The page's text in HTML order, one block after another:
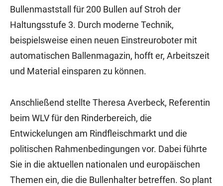
Bullenmaststall für 200 Bullen auf Stroh der
Haltungsstufe 3. Durch moderne Technik,
beispielsweise einen neuen Einstreuroboter mit
automatischen Ballenmagazin, hofft er, Arbeitszeit
und Material einsparen zu können.
Anschließend stellte Theresa Averbeck, Referentin
beim WLV für den Rinderbereich, die
Entwickelungen am Rindfleischmarkt und die
politischen Rahmenbedingungen vor. Dabei führte
Sie in die aktuellen nationalen und europäischen
Themen ein, die die Bullenhalter betreffen. So plant